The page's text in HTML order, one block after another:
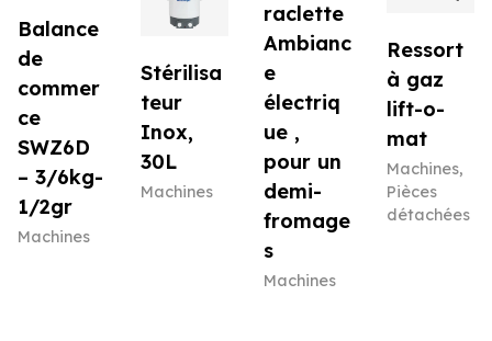
Balance
de
commer
ce
SWZ6D
– 3/6kg-
1/2gr
Machines
Stérilisa
teur
Inox,
30L
Machines
raclette
Ambianc
e
électriq
ue ,
pour un
demi-
fromage
s
Machines
Ressort
à gaz
lift-o-
mat
Machines,
Pièces
détachées